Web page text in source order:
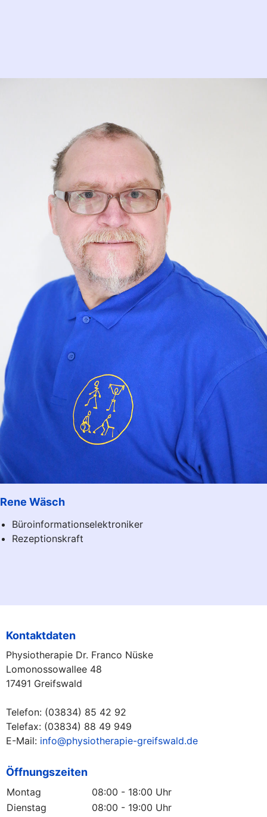
Rene Wäsch
Büroinformationselektroniker
Rezeptionskraft
Kontaktdaten
Physiotherapie Dr. Franco Nüske
Lomonossowallee 48
17491 Greifswald
Telefon: (03834) 85 42 92
Telefax: (03834) 88 49 949
E-Mail: info@physiotherapie-greifswald.de
Öffnungszeiten
Montag
08:00 - 18:00 Uhr
Dienstag
08:00 - 19:00 Uhr